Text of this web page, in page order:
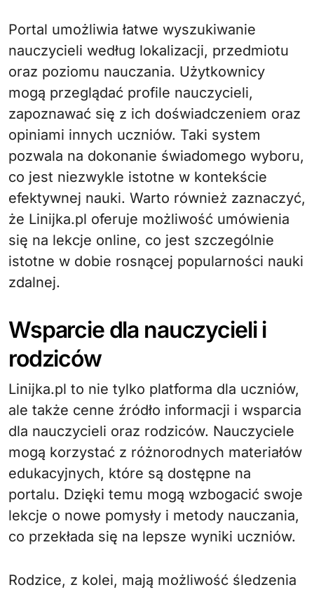
Portal umożliwia łatwe wyszukiwanie
nauczycieli według lokalizacji, przedmiotu
oraz poziomu nauczania. Użytkownicy
mogą przeglądać profile nauczycieli,
zapoznawać się z ich doświadczeniem oraz
opiniami innych uczniów. Taki system
pozwala na dokonanie świadomego wyboru,
co jest niezwykle istotne w kontekście
efektywnej nauki. Warto również zaznaczyć,
że Linijka.pl oferuje możliwość umówienia
się na lekcje online, co jest szczególnie
istotne w dobie rosnącej popularności nauki
zdalnej.
Wsparcie dla nauczycieli i
rodziców
Linijka.pl to nie tylko platforma dla uczniów,
ale także cenne źródło informacji i wsparcia
dla nauczycieli oraz rodziców. Nauczyciele
mogą korzystać z różnorodnych materiałów
edukacyjnych, które są dostępne na
portalu. Dzięki temu mogą wzbogacić swoje
lekcje o nowe pomysły i metody nauczania,
co przekłada się na lepsze wyniki uczniów.
Rodzice, z kolei, mają możliwość śledzenia